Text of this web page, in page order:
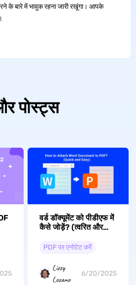
के बारे में भावुक रहना जारी रखूंगा। आपके
पोस्ट्स
वर्ड डॉक्यूमेंट को पीडीएफ में
कैसे जोड़ें? (त्वरित और
PDF पर एनोटेट करें
Lizzy
Lozano
6/20/2025